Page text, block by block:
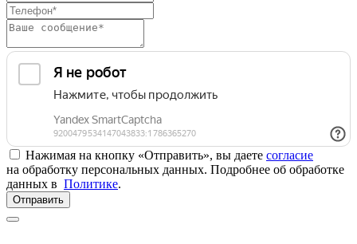
Нажимая на кнопку «Отправить», вы даете согласие
на обработку персональных данных. Подробнее об обработке
данных в Политике.
Отправить